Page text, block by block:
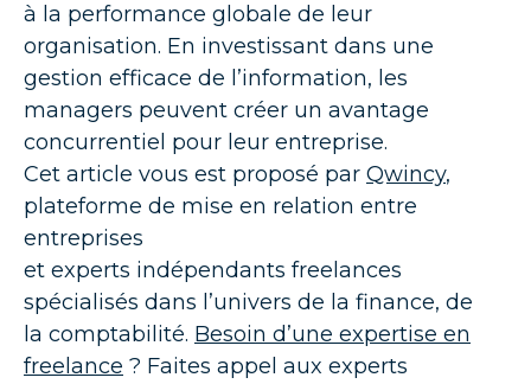
à la performance globale de leur
organisation. En investissant dans une
gestion efficace de l’information, les
managers peuvent créer un avantage
concurrentiel pour leur entreprise.
Cet article vous est proposé par Qwincy,
plateforme de mise en relation entre
entreprises
et experts indépendants freelances
spécialisés dans l’univers de la finance, de
la comptabilité. Besoin d’une expertise en
freelance ? Faites appel aux experts